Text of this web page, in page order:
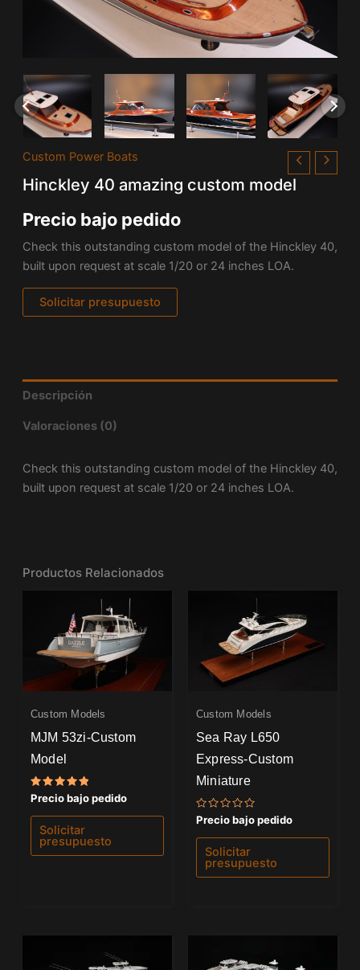
Custom Power Boats
Hinckley 40 amazing custom model
Precio bajo pedido
Check this outstanding custom model of the Hinckley 40,
built upon request at scale 1/20 or 24 inches LOA.
Solicitar presupuesto
Descripción
Valoraciones (0)
Check this outstanding custom model of the Hinckley 40,
built upon request at scale 1/20 or 24 inches LOA.
Productos Relacionados
Custom Models
MJM 53zi-Custom
Model
Valorado
con
5.00
de 5
Precio bajo pedido
Solicitar
presupuesto
Custom Models
Sea Ray L650
Express-Custom
Miniature
Valorado
con
0
de
Precio bajo pedido
Solicitar
presupuesto